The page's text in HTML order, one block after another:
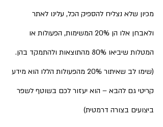
מכיון שלא נצליח להספיק הכל, עלינו לאתר
ולאבחן אלו הן 20% המשימות, הפעולות או
המטלות שיביאו 80% מהתוצאות ולהתמקד בהן.
(שימו לב שאיתור 20% מהפעולות הללו הוא מידע
קריטי גם להבא – הוא יעזור לכם בשוטף לשפר
ביצועים בצורה דרמטית)